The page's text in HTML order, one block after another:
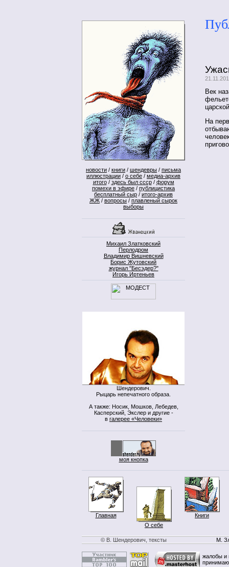
новости / книги / шендевры / письма
иллюстрации / о себе / медиа-архив
итого/ здесь был ссср/ форум
помехи в эфире / публицистика
бесплатный сыр / итого-архив
ЖЖ / вопросы / плавленый сырок
выборы
Михаил Златковский
Перлодром
Владимир Вишневский
Борис Жутовский
журнал "Бесэдер?"
Игорь Иртеньев
Шендерович.
Рыцарь непечатного образа.
А также: Носик, Мошков, Лебедев,
Касперский, Экслер и другие -
в галерее «Человеки»
моя кнопка
Век
На
Главная
О себе
Книги
© В. Шендерович, тексты М.
жалобы и